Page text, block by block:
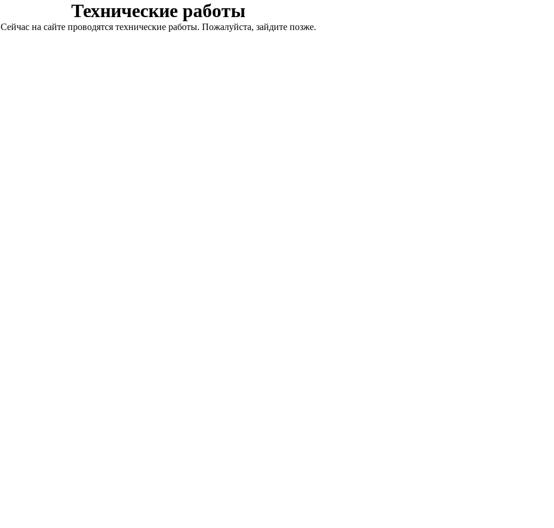
Технические работы
Сейчас на сайте проводятся технические работы. Пожалуйста, зайдите позже.